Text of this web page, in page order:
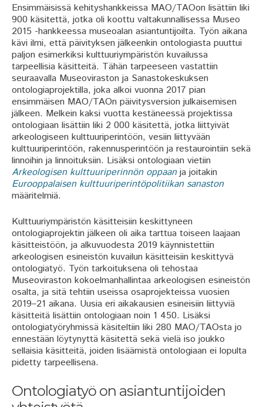
Ensimmäisissä kehityshankkeissa MAO/TAOon lisättiin liki
900 käsitettä, jotka oli koottu valtakunnallisessa Museo
2015 -hankkeessa museoalan asiantuntijoilta. Työn aikana
kävi ilmi, että päivityksen jälkeenkin ontologiasta puuttui
paljon esimerkiksi kulttuuriympäristön kuvailussa
tarpeellisia käsitteitä. Tähän tarpeeseen vastattiin
seuraavalla Museoviraston ja Sanastokeskuksen
ontologiaprojektilla, joka alkoi vuonna 2017 pian
ensimmäisen MAO/TAOn päivitysversion julkaisemisen
jälkeen. Melkein kaksi vuotta kestäneessä projektissa
ontologiaan lisättiin liki 2 000 käsitettä, jotka liittyivät
arkeologiseen kulttuuriperintöön, vesiin liittyvään
kulttuuriperintöön, rakennusperintöön ja restaurointiin sekä
linnoihin ja linnoituksiin. Lisäksi ontologiaan vietiin
Arkeologisen kulttuuriperinnön oppaanja joitakin
Eurooppalaisen kulttuuriperintöpolitiikan sanaston
määritelmiä.
Kulttuuriympäristön käsitteisiin keskittyneen
ontologiaprojektin jälkeen oli aika tarttua toiseen laajaan
käsitteistöön, ja alkuvuodesta 2019 käynnistettiin
arkeologisen esineistön kuvailun käsitteisiin keskittyvä
ontologiatyö. Työn tarkoituksena oli tehostaa
Museoviraston kokoelmanhallintaa arkeologisen esineistön
osalta, ja sitä tehtiin useissa osaprojekteissa vuosien
2019–21 aikana. Uusia eri aikakausien esineisiin liittyviä
käsitteitä lisättiin ontologiaan noin 1 450. Lisäksi
ontologiatyöryhmissä käsiteltiin liki 280 MAO/TAOsta jo
ennestään löytynyttä käsitettä sekä vielä iso joukko
sellaisia käsitteitä, joiden lisäämistä ontologiaan ei lopulta
pidetty tarpeellisena.
Ontologiatyö on asiantuntijoiden